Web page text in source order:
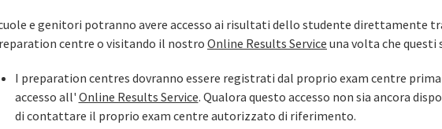
e genitori potranno avere accesso ai risultati dello studente direttamente
centre o visitando il nostroOnline Results Service una volta che questi
I preparation centres dovranno essere registrati dal proprio exam centre
accesso all' Online Results Service. Qualora questo accesso non sia ancora
di contattare il proprio exam centre autorizzato di riferimento.